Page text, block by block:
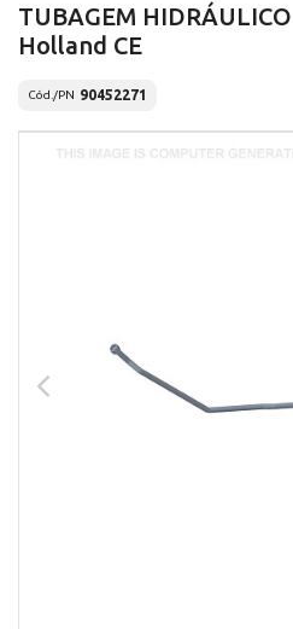
TUBAGEM
Holland CE
Cód./PN 90452271